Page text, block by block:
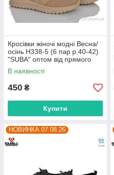
Кросівки жіночі модні Весна/
осінь H338-5 (6 пар р.40-42)
"SUBA" оптом від прямого
постачальника
В наявності
450 ₴
Купити
НОВИНКА 07.08.26